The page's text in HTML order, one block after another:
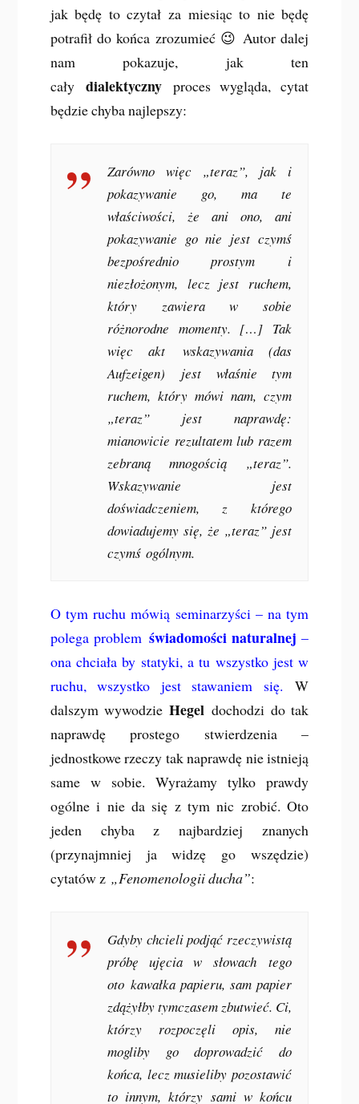
jak będę to czytał za miesiąc to nie będę
potrafił do końca zrozumieć 😉 Autor dalej
nam pokazuje, jak ten
cały dialektyczny proces wygląda, cytat
będzie chyba najlepszy:
Zarówno więc „teraz”, jak i
pokazywanie go, ma te
właściwości, że ani ono, ani
pokazywanie go nie jest czymś
bezpośrednio prostym i
niezłożonym, lecz jest ruchem,
który zawiera w sobie
różnorodne momenty. […] Tak
więc akt wskazywania (das
Aufzeigen) jest właśnie tym
ruchem, który mówi nam, czym
„teraz” jest naprawdę:
mianowicie rezultatem lub razem
zebraną mnogością „teraz”.
Wskazywanie jest
doświadczeniem, z którego
dowiadujemy się, że „teraz” jest
czymś ogólnym.
O tym ruchu mówią seminarzyści – na tym
polega problem świadomości naturalnej –
ona chciała by statyki, a tu wszystko jest w
ruchu, wszystko jest stawaniem się. W
dalszym wywodzie Hegeldochodzi do tak
naprawdę prostego stwierdzenia –
jednostkowe rzeczy tak naprawdę nie istnieją
same w sobie. Wyrażamy tylko prawdy
ogólne i nie da się z tym nic zrobić. Oto
jeden chyba z najbardziej znanych
(przynajmniej ja widzę go wszędzie)
cytatów z „Fenomenologii ducha”:
Gdyby chcieli podjąć rzeczywistą
próbę ujęcia w słowachtego
oto kawałka papieru, sam papier
zdążyłby tymczasem zbutwieć. Ci,
którzy rozpoczęli opis, nie
mogliby go doprowadzić do
końca, lecz musieliby pozostawić
to innym, którzy sami w końcu